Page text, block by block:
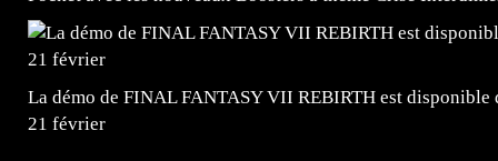
La démo de FINAL FANTASY VII REBIRTH est
21 février